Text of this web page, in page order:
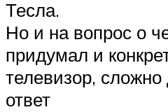
Тесла.
Но и на вопрос о
придумал и
телевизор, сложно
ответ